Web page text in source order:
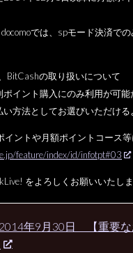
では、 spモード決済で
BitCashの取り扱いについて
イント購入にのみ利用が可能
い方法としてお選びいただける
イントや月額ポイントコース
feature/index/id/infotpt#03
をよろしくお願いいたしま
年9月30日 【重要